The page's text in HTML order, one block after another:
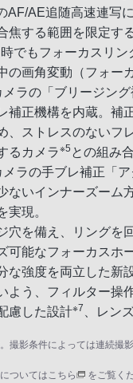
AF/AE追随高速連写
焦する範囲を限定す
でもフォーカスリン
の画角変動（フォー
ラの「ブリージング
補正機構を内蔵。補
、ストレスのないフ
るカメラ※5 との組み
ラの手ブレ補正「ア
ないインナーズーム
実現。
穴を備え、リングを
可能なフォーカスホ
な強度を両立した新
よう、フィルター操
慮した設計※7 、レン
撮影条件によっては連続撮
ついては こちら
をご覧く